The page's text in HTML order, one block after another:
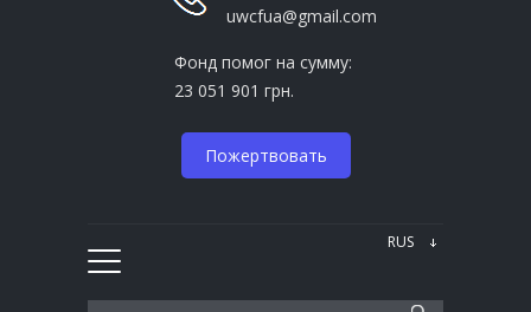
uwcfua@gmail.com
Фонд помог на сумму:
23 051 901 грн.
Пожертвовать